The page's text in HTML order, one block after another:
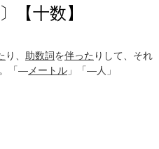
【十数】
り、 助数詞を伴った りして、それ
「― メートル 」「―人」